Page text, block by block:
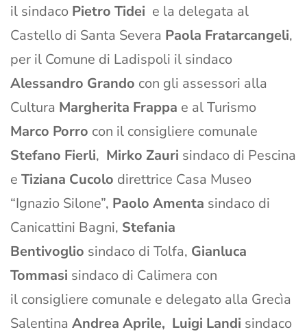
il sindaco Pietro Tidei e la delegata al
Castello di Santa Severa Paola Fratarcangeli,
per il Comune di Ladispoli il sindaco
Alessandro Grando con gli assessori alla
Cultura Margherita Frappa e al Turismo
Marco Porro con il consigliere comunale
Stefano Fierli, Mirko Zauri sindaco di Pescina
e Tiziana Cucolo direttrice Casa Museo
“Ignazio Silone”, Paolo Amenta sindaco di
Canicattini Bagni, Stefania
Bentivoglio sindaco di Tolfa, Gianluca
Tommasi sindaco di Calimera con
il consigliere comunale e delegato alla Grecìa
Salentina Andrea Aprile, Luigi Landi sindaco